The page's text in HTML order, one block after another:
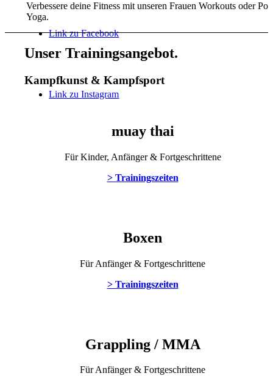
Link zu Facebook
Link zu Instagram
Verbessere deine Fitness mit unseren Frauen Workouts oder
Yoga.
Unser Trainingsangebot.
Kampfkunst & Kampfsport
muay thai
Für Kinder, Anfänger & Fortgeschrittene
> Trainingszeiten
Boxen
Für Anfänger & Fortgeschrittene
> Trainingszeiten
Grappling / MMA
Für Anfänger & Fortgeschrittene